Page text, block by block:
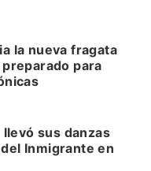
la nueva fragata
para
sus danzas
Inmigrante en